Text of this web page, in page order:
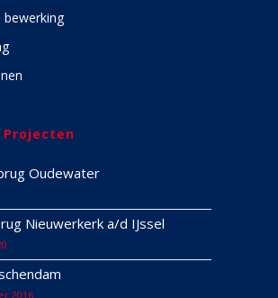
bewerking
Oudewater
Nieuwerkerk a/d IJssel
2016